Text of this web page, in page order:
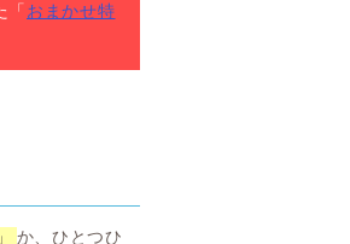
おまかせ特
か、ひとつひ